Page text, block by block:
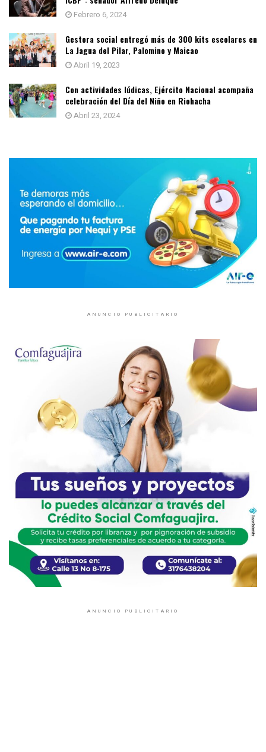
Febrero 6, 2024
Gestora social entregó más de 300 kits escolares en
La Jagua del Pilar, Palomino y Maicao
Abril 19, 2023
Con actividades lúdicas, Ejército Nacional acompaña
celebración del Día del Niño en Riohacha
Abril 23, 2024
ANUNCIO PUBLICITARIO
ANUNCIO PUBLICITARIO